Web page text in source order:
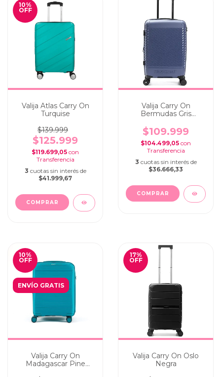
10%
OFF
Valija Atlas Carry On
Turquise
$139.999
$125.999
$119.699,05 con
3 cuotas sin interés de
$41.999,67
Valija Carry On
Bermudas Gris
$109.999
$104.499,05 con
3 cuotas sin interés de
$36.666,33
10%
OFF
ENVÍO GRATIS
Valija Carry On
Madagascar Pine
17%
OFF
Valija Carry On Oslo
Negra